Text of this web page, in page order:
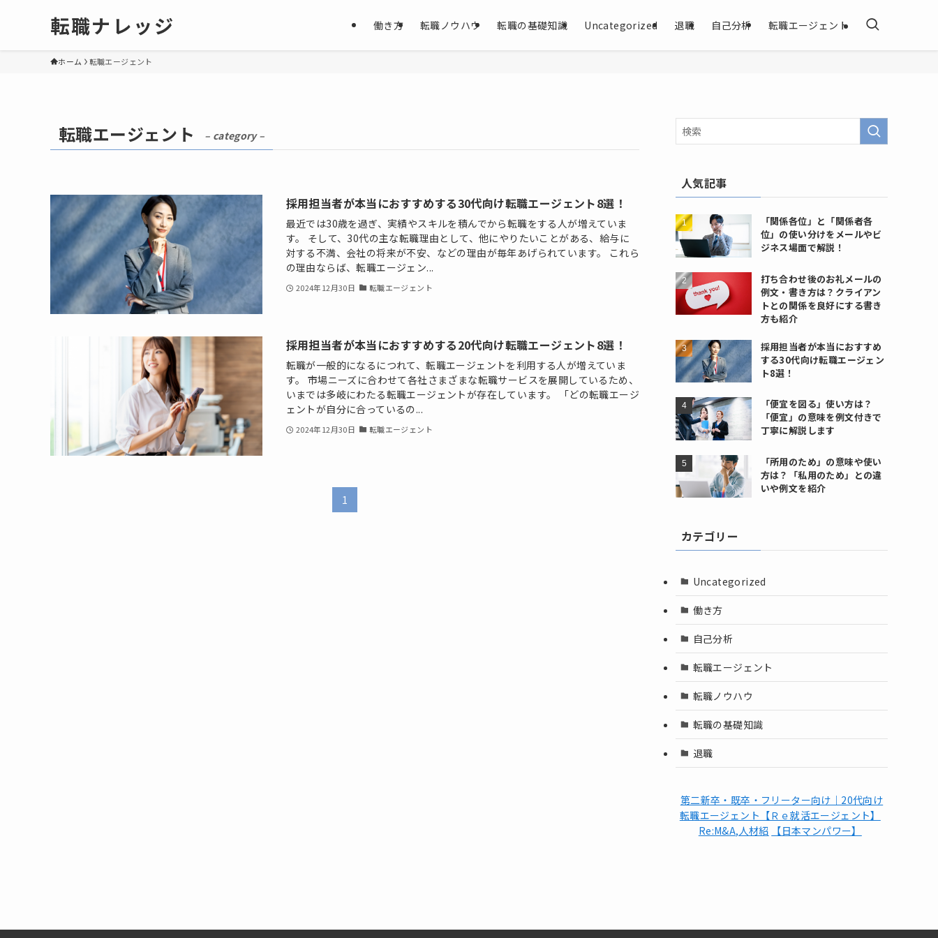
転職ナレッジ 働き方 転職ノウハウ 転職の基礎知識 Uncategorized 退職 自己分析 転職エージェント
ホーム 転職エージェント
転職エージェント – category –
採用担当者が本当におすすめする30代向け転職エージェント8選！
最近では30歳を過ぎ、実績やスキルを積んでから転職をする人が増えていま
す。 そして、30代の主な転職理由として、他にやりたいことがある、給与に
対する不満、会社の将来が不安、などの理由が毎年あげられています。 これら
の理由ならば、転職エージェン...
2024年12月30日 転職エージェント
採用担当者が本当におすすめする20代向け転職エージェント8選！
転職が一般的になるにつれて、転職エージェントを利用する人が増えていま
す。 市場ニーズに合わせて各社さまざまな転職サービスを展開しているため、
いまでは多岐にわたる転職エージェントが存在しています。 「どの転職エージ
ェントが自分に合っているの...
2024年12月30日 転職エージェント
1
人気記事
「関係各位」と「関係者各
位」の使い分けをメールやビ
ジネス場面で解説！
打ち合わせ後のお礼メールの
例文・書き方は？クライアン
トとの関係を良好にする書き
方も紹介
採用担当者が本当におすすめ
する30代向け転職エージェン
ト8選！
「便宜を図る」使い方は？
「便宜」の意味を例文付きで
丁寧に解説します
「所用のため」の意味や使い
方は？「私用のため」との違
いや例文を紹介
カテゴリー
Uncategorized
働き方
自己分析
転職エージェント
転職ノウハウ
転職の基礎知識
退職
第二新卒・既卒・フリーター向け｜20代向け
転職エージェント【Ｒｅ就活エージェント】
Re:M&A,人材紹
【日本マンパワー】